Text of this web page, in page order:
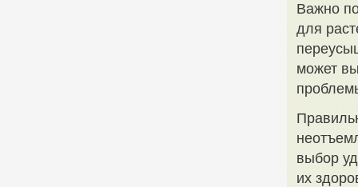
Важно
для
может
выбор
их